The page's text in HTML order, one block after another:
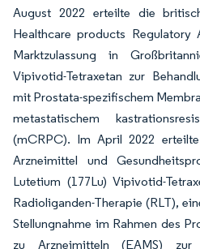
August 2022 erteilte die
Healthcare products Regulatory
Marktzulassung in
Vipivotid-Tetraxetan zur
mit Prostata-spezifischem
metastatischem
(mCRPC). Im April 2022
Arzneimittel und
Lutetium (177Lu) Vipivotid-
Radioliganden-Therapie (RLT),
Stellungnahme im Rahmen des
zu Arzneimitteln (EAMS) zur